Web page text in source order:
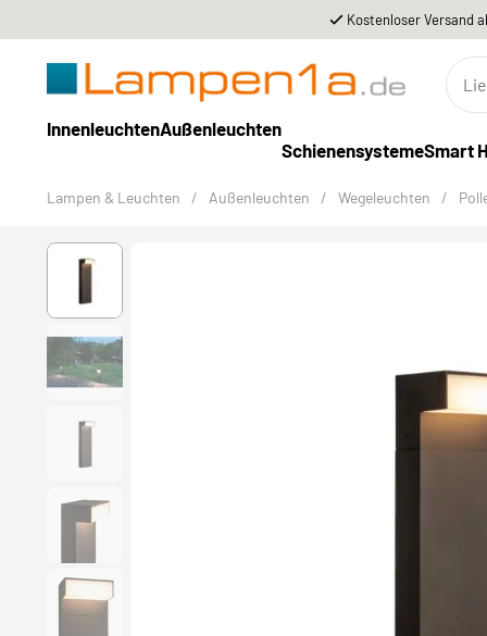
Kostenloser Versand
InnenleuchtenAußenleuchten
SchienensystemeSmart
Lampen & Leuchten / Außenleuchten / Wegeleuchten /